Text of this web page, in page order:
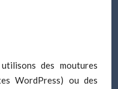
des moutures
WordPress) ou des